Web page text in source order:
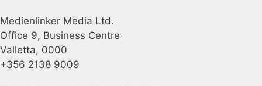
Medienlinker Media Ltd.
Office 9, Business Centre
Valletta, 0000
+356 2138 9009